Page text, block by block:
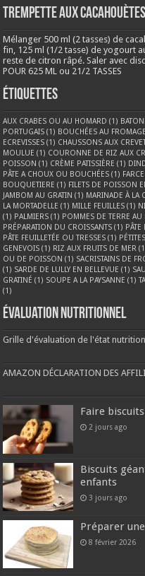
Trempette aux cacahouètes
Mélanger 500 ml (2 tasses) de
fin, 125 ml (1/2 tasse) de yogourt
reste de citron râpé. Saler avec
POUR 625 ML ou 21/2 TASSES
Étiquettes
AUX CRABES OU AU HOMARD (1)
PORTUGAIS (1) BOUCHÉES AU FROMAGE
ECREVISSES (1) CHAUSSONS AUX
MOULUE (1) COURONNE DE RIZ AUX
POISSON (1) CRÈME PATISSIÈRE (1)
PÂTE A CHOUX OU BOUCHÉES (1)
BOUQUETIERE (1) FILETS DE POISSON
JAMBOM AU GRATIN (1) MARINADE À LA
LA MORTADELLE (1) MILLE FEUILLES (1)
(1) PALMIERS (1) POMMES DE TERRE AU
PRÉPARATION DU CROISSANTS (1)
PÂTE FEUILLETÉE OU TRESSES (1)
GENEVOIS (1) RIZ AUX FRUITS DE MER
OU DE POISSON (1) SACRISTAINS DE
(1) SARDE DE LULLY EN BELLEVUE (1)
GRATINÉ (1) SOUPE A LA PAYSANNE (1)
(1)
Évaluation nutritionnel
Grille d'évaluation de l'état
AMAZON DÉCLARATION DES
Faire
2 jours ago
Biscuits
enfants
3 jours ago
Préparer
8 février 2026